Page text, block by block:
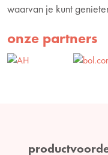
waarvan je kunt
onze partners